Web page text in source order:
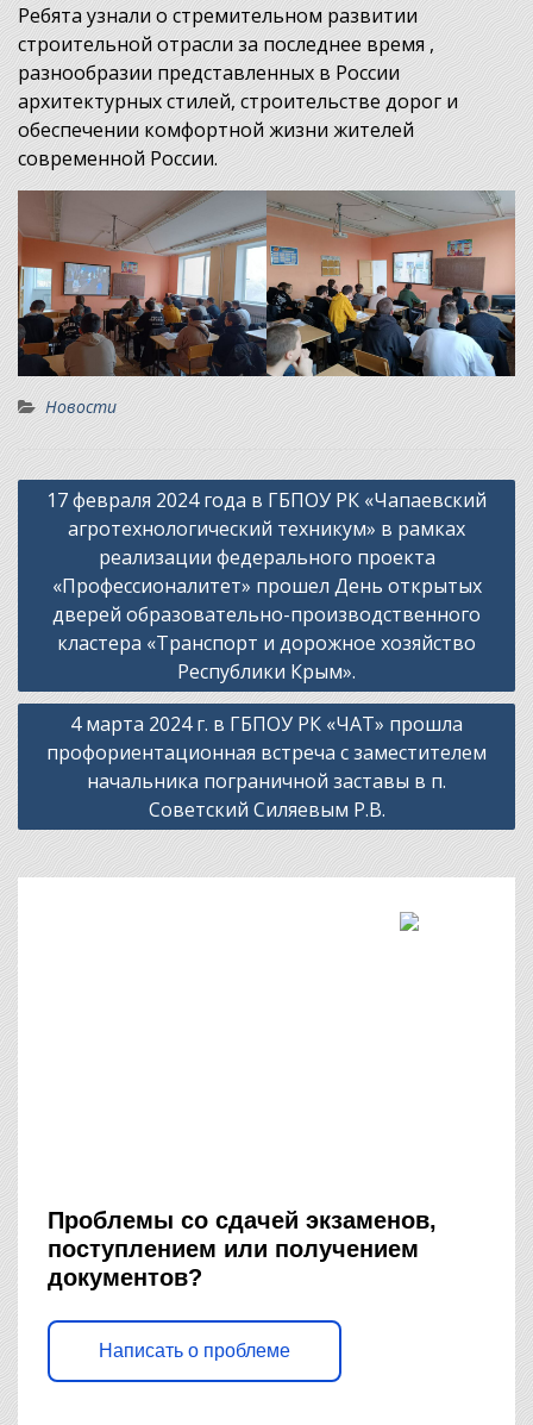
Ребята узнали о стремительном развитии
строительной отрасли за последнее время ,
разнообразии представленных в России
архитектурных стилей, строительстве дорог и
обеспечении комфортной жизни жителей
современной России.
Новости
Навигация
записям
17 февраля 2024 года в ГБПОУ РК «Чапаевский
агротехнологический техникум» в рамках
реализации федерального проекта
«Профессионалитет» прошел День открытых
дверей образовательно-производственного
кластера «Транспорт и дорожное хозяйство
Республики Крым».
4 марта 2024 г. в ГБПОУ РК «ЧАТ» прошла
профориентационная встреча с заместителем
начальника пограничной заставы в п.
Советский Силяевым Р.В.
Проблемы со сдачей экзаменов,
поступлением или получением
документов?
Написать о проблеме